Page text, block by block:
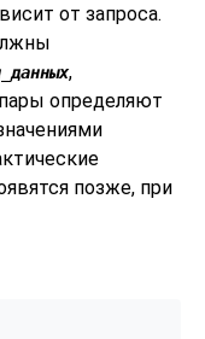
от запроса.
,
определяют
позже, при